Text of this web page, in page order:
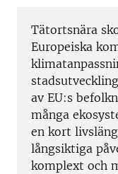
Tätortsnära
Europeiska
av EU:s
många
en kort
långsiktiga
komplext och